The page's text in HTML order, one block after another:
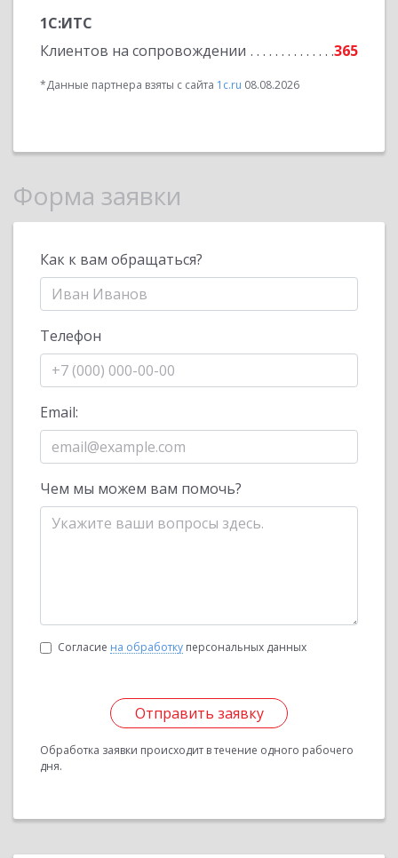
1С:ИТС
Клиентов на сопровождении
365
*Данные партнера взяты с сайта 1c.ru 08.08.2026
Форма заявки
Как к вам обращаться?
Телефон
Email:
Чем мы можем вам помочь?
Согласие на обработку персональных данных
Отправить заявку
Обработка заявки происходит в течение одного рабочего
дня.